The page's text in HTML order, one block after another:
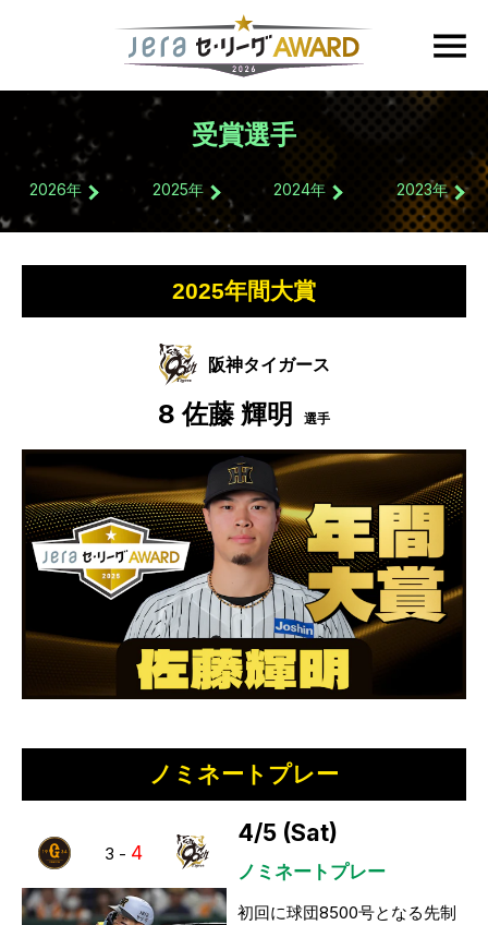
受賞選手
2026年 2025年 2024年 2023年
2025年間大賞
阪神タイガース
8 佐藤 輝明 選手
ノミネートプレー
3 - 4
4/5 (Sat)
ノミネートプレー
初回に球団8500号となる先制